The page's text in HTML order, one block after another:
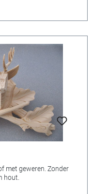
met geweren. Zonder
hout.